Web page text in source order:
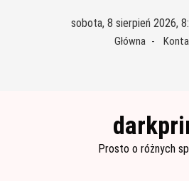
sobota, 8 sierpień 2026,
Główna
Prosto o różnych